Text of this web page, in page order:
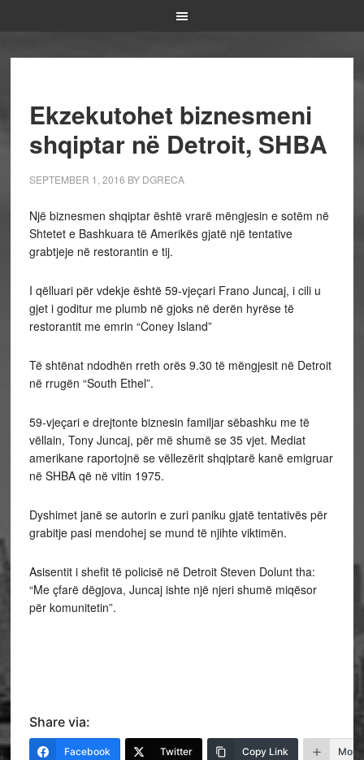
Ekzekutohet biznesmeni
shqiptar në Detroit, SHBA
SEPTEMBER 1, 2016 BY DGRECA
Një biznesmen shqiptar është vrarë mëngjesin e sotëm në
Shtetet e Bashkuara të Amerikës gjatë një tentative
grabtjeje në restorantin e tij.
I qëlluari për vdekje është 59-vjeçari Frano Juncaj, i cili u
gjet i goditur me plumb në gjoks në derën hyrëse të
restorantit me emrin “Coney Island”
Të shtënat ndodhën rreth orës 9.30 të mëngjesit në Detroit
në rrugën “South Ethel”.
59-vjeçari e drejtonte biznesin familjar sëbashku me të
vëllain, Tony Juncaj, për më shumë se 35 vjet. Mediat
amerikane raportojnë se vëllezërit shqiptarë kanë emigruar
në SHBA që në vitin 1975.
Dyshimet janë se autorin e zuri paniku gjatë tentativës për
grabitje pasi mendohej se mund të njihte viktimën.
Asisentit i shefit të policisë në Detroit Steven Dolunt tha:
“Me çfarë dëgjova, Juncaj ishte një njeri shumë miqësor
për komunitetin”.
Share via:
Facebook Twitter Copy Link More